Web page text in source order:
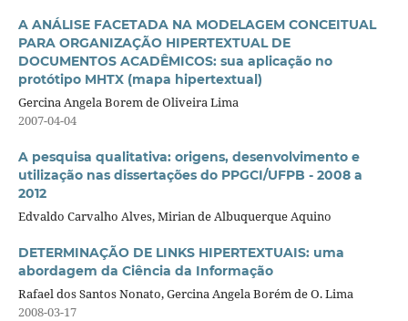
A ANÁLISE FACETADA NA MODELAGEM CONCEITUAL
PARA ORGANIZAÇÃO HIPERTEXTUAL DE
DOCUMENTOS ACADÊMICOS: sua aplicação no
protótipo MHTX (mapa hipertextual)
Gercina Angela Borem de Oliveira Lima
2007-04-04
A pesquisa qualitativa: origens, desenvolvimento e
utilização nas dissertações do PPGCI/UFPB - 2008 a
2012
Edvaldo Carvalho Alves, Mirian de Albuquerque Aquino
DETERMINAÇÃO DE LINKS HIPERTEXTUAIS: uma
abordagem da Ciência da Informação
Rafael dos Santos Nonato, Gercina Angela Borém de O. Lima
2008-03-17